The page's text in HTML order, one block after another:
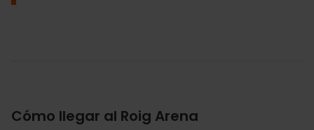
Cómo llegar al Roig Arena